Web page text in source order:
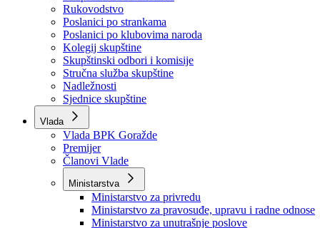
Skupština
Skupština BPK Goražde
Rukovodstvo
Poslanici po strankama
Poslanici po klubovima naroda
Kolegij skupštine
Skupštinski odbori i komisije
Stručna služba skupštine
Nadležnosti
Sjednice skupštine
Vlada
Vlada BPK Goražde
Premijer
Članovi Vlade
Ministarstva